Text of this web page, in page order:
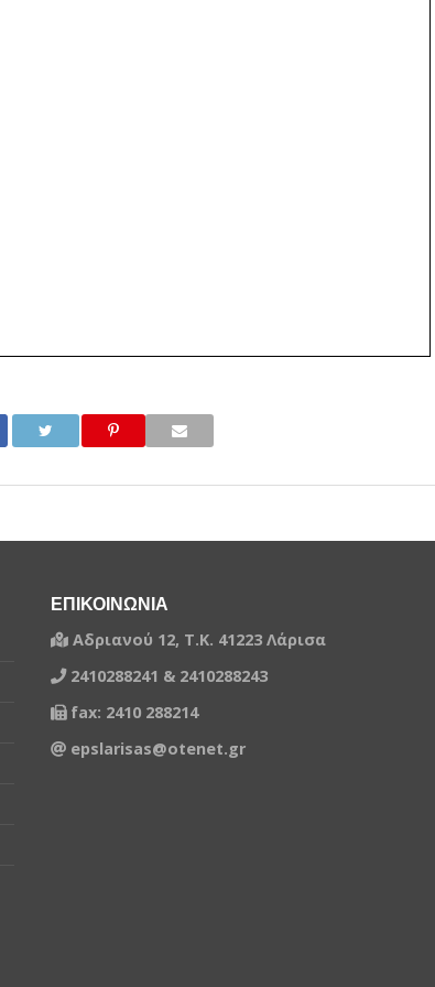
ΕΠΙΚΟΙΝΩΝΙΑ
Αδριανού 12, Τ.Κ. 41223 Λάρισα
2410288241 & 2410288243
fax: 2410 288214
epslarisas@otenet.gr